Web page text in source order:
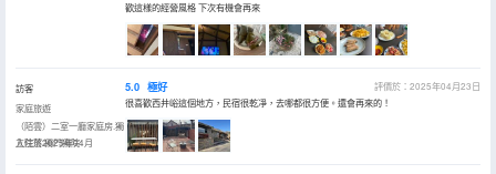
歡這樣的經營風格 下次有機會再來
訪客
家庭旅遊
（陌雲）二室一廳家庭房.獨
立院落.獨門獨院
入住於2025年04月
5.0 極好
評價於：2025年04月23日
很喜歡西井峪這個地方，民宿很乾凈，去哪都很方便。還會再來的！